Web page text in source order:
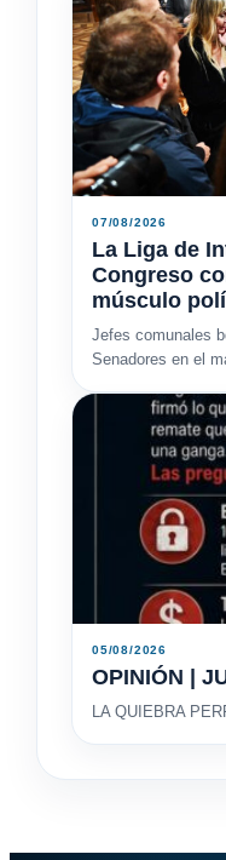
07/08/2026
La Liga de
Congreso
músculo
Jefes comunales
Senadores en el
05/08/2026
OPINIÓN |
LA QUIEBRA